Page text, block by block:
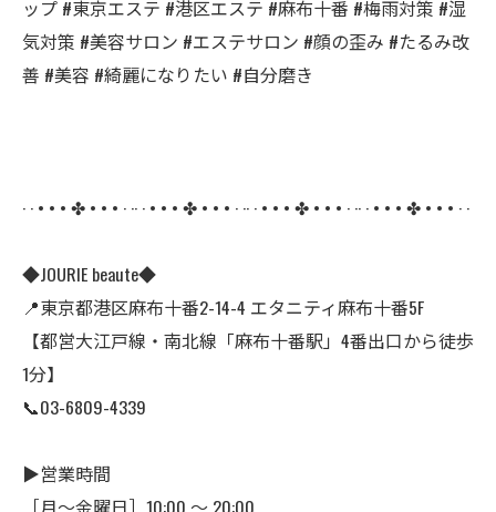
ップ #東京エステ #港区エステ #麻布十番 #梅雨対策 #湿
気対策 #美容サロン #エステサロン #顔の歪み #たるみ改
善 #美容 #綺麗になりたい #自分磨き
· · • • • ✤ • • • · ·· · • • • ✤ • • • · ·· · • • • ✤ • • • · ·· · • • • ✤ • • • · ·
◆JOURIE beaute◆
📍東京都港区麻布十番2-14-4 エタニティ麻布十番5F
【都営大江戸線・南北線「麻布十番駅」4番出口から徒歩
1分】
📞03-6809-4339
▶営業時間
［月～金曜日］10:00 〜 20:00